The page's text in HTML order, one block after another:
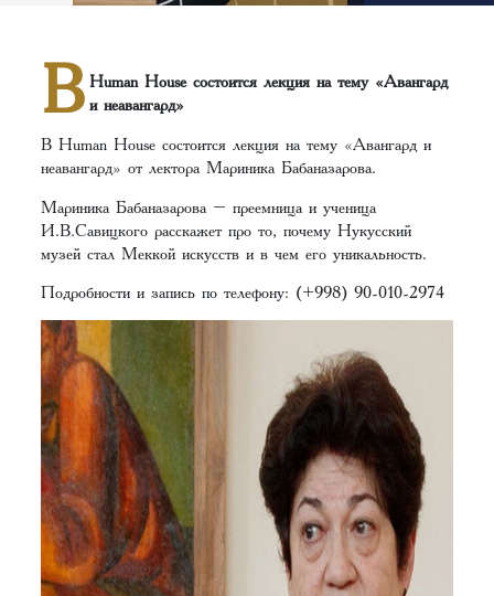
В Human House состоится лекция на тему «Авангард
и неавангард»
В Human House состоится лекция на тему «Авангард и
неавангард» от лектора Мариника Бабаназарова.
Мариника Бабаназарова – преемница и ученица
И.В.Савицкого расскажет про то, почему Нукусский
музей стал Меккой искусств и в чем его уникальность.
Подробности и запись по телефону: (+998) 90-010-2974